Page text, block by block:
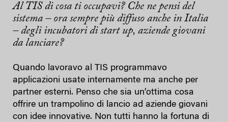
Al TIS di cosa ti occupavi? Che ne pensi del
sistema – ora sempre più diffuso anche in Italia
– degli incubatori di start up, aziende giovani
da lanciare?
Quando lavoravo al TIS programmavo
applicazioni usate internamente ma anche per
partner esterni. Penso che sia un’ottima cosa
offrire un trampolino di lancio ad aziende giovani
con idee innovative. Non tutti hanno la fortuna di